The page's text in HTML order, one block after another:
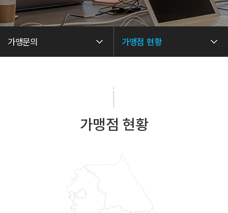
가맹문의 가맹점 현황
가맹점 현황